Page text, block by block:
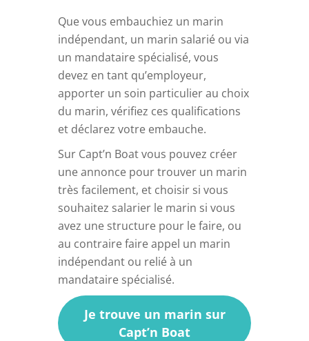
Que vous embauchiez un marin
indépendant, un marin salarié ou via
un mandataire spécialisé, vous
devez en tant qu’employeur,
apporter un soin particulier au choix
du marin, vérifiez ces qualifications
et déclarez votre embauche.
Sur Capt’n Boat vous pouvez créer
une annonce pour trouver un marin
très facilement, et choisir si vous
souhaitez salarier le marin si vous
avez une structure pour le faire, ou
au contraire faire appel un marin
indépendant ou relié à un
mandataire spécialisé.
Je trouve un marin sur
Capt’n Boat